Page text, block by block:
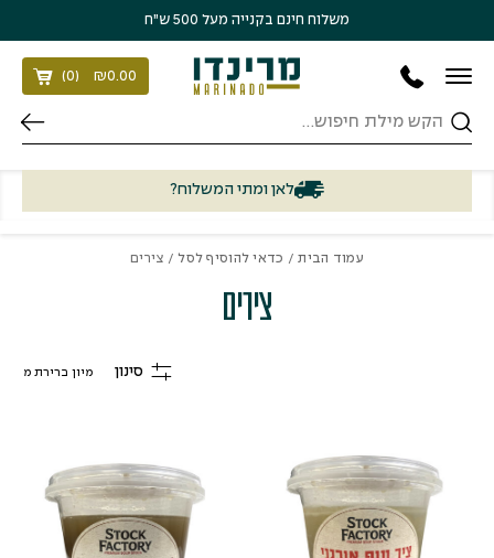
משלוח חינם בקנייה מעל 500 ש״ח
חיפוש
₪0.00
(
0
)
לאן ומתי המשלוח?
עמוד הבית/ כדאי להוסיף לסל/ צירים
צירים
סינון